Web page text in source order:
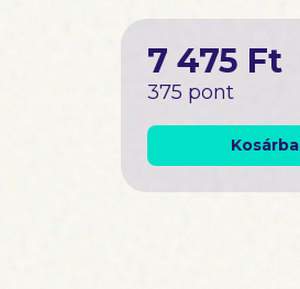
7 475 Ft
375 pont
Kosárba